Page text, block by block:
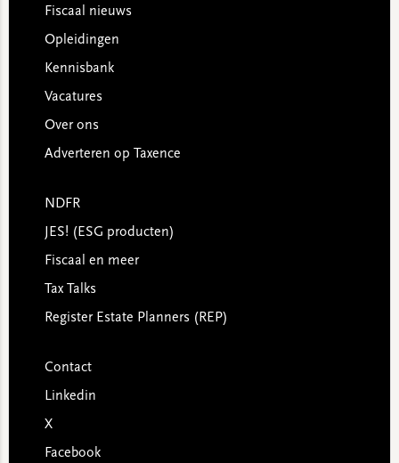
Footer
Fiscaal nieuws
Opleidingen
Kennisbank
Vacatures
Over ons
Adverteren op Taxence
NDFR
JES! (ESG producten)
Fiscaal en meer
Tax Talks
Register Estate Planners (REP)
Contact
Linkedin
X
Facebook